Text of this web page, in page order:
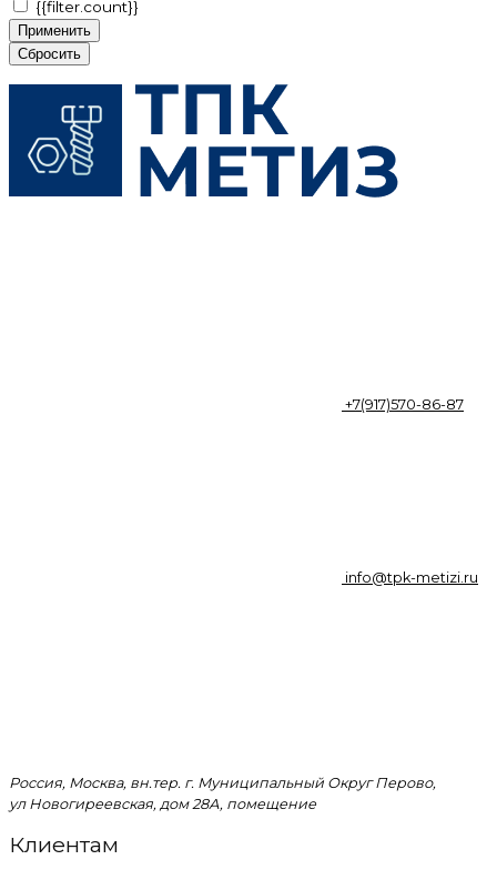
{{filter.count}}
Применить
Сбросить
+7(917)570-86-87
info@tpk-metizi.ru
Россия, Москва, вн.тер. г. Муниципальный Округ Перово,
ул Новогиреевская, дом 28А, помещение
Клиентам